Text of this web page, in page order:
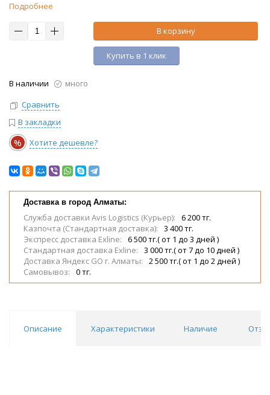
Подробнее
В корзину
Купить в 1 клик
В наличии
много
Сравнить
В закладки
% Хотите дешевле?
Доставка в город Алматы:
Служба доставки Avis Logistics (Курьер):
6 200 тг.
Казпочта (Стандартная доставка):
3 400 тг.
Экспресс доставка Exline:
6 500 тг.( от 1 до 3 дней )
Стандартная доставка Exline:
3 000 тг.( от 7 до 10 дней )
Доставка Яндекс GO г. Алматы:
2 500 тг.( от 1 до 2 дней )
Самовывоз:
0 тг.
Описание Характеристики Наличие